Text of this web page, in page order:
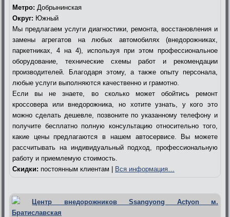
Метро: Добрынинская
Округ: Южный
Мы предлагаем услуги диагностики, ремонта, восстановления и
замены агрегатов на любых автомобилях (внедорожниках,
паркетниках, 4 на 4), используя при этом профессиональное
оборудование, технические схемы работ и рекомендации
производителей. Благодаря этому, а также опыту персонала,
любые услуги выполняются качественно и грамотно.
Если вы не знаете, во сколько может обойтись ремонт
кроссовера или внедорожника, но хотите узнать, у кого это
можно сделать дешевле, позвоните по указанному телефону и
получите бесплатно полную консультацию относительно того,
какие цены предлагаются в нашем автосервисе. Вы можете
рассчитывать на индивидуальный подход, профессиональную
работу и приемлемую стоимость.
Скидки: постоянным клиентам | Вся информация…
Центр внедорожников Ssangyong Actyon м.
Братиславская